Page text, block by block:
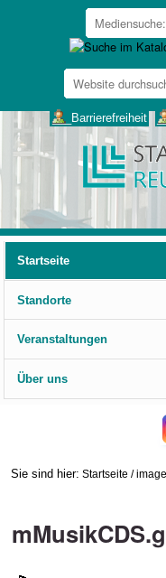
Website
durchsuchen
___Barrierefreiheit
Startseite
Standorte
Veranstaltungen
Über uns
Sie sind hier: Startseite /